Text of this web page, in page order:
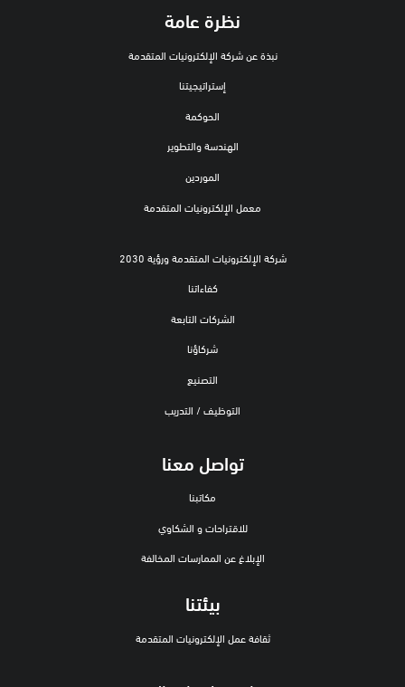
نظرة عامة
نبذة عن شركة الإلكترونيات المتقدمة
إستراتيجيتنا
الحوكمة
الهندسة والتطوير
الموردين
معمل الإلكترونيات المتقدمة
شركة الإلكترونيات المتقدمة ورؤية 2030
كفاءاتنا
الشركات التابعة
شركاؤنا
التصنيع
التوظيف / التدريب
تواصل معنا
مكاتبنا
للاقتراحات و الشكاوي
الإبلاغ عن الممارسات المخالفة
بيئتنا
ثقافة عمل الإلكترونيات المتقدمة